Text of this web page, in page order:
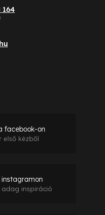
164
facebook-on
első kézből
adag inspiráció